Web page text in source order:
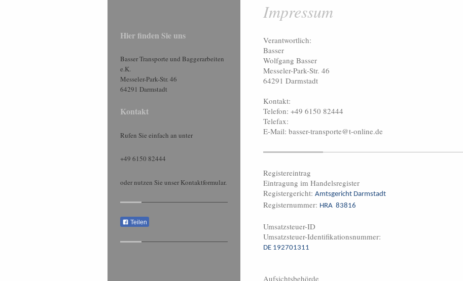
Impressum
Verantwortlich:
Basser
Wolfgang Basser
Messeler-Park-Str. 46
64291 Darmstadt
Kontakt:
Telefon:+49 6150 82444
Telefax:
E-Mail:basser-transporte@t-online.de
Registereintrag
Eintragung im Handelsregister
Registergericht:Amtsgericht Darmstadt
Registernummer: HRA 83816
Umsatzsteuer-ID
Umsatzsteuer-Identifikationsnummer:
DE 192701311
Aufsichtsbehörde
Hier finden Sie uns
Basser Transporte und Baggerarbeiten
e.K.
Messeler-Park-Str. 46
64291 Darmstadt
Kontakt
Rufen Sie einfach an unter
+49 6150 82444
oder nutzen Sie unser Kontaktformular.
Teilen